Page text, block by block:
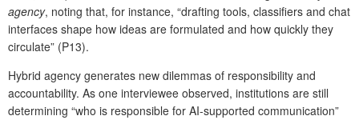
agency, noting that, for instance, “drafting tools, classifiers and chat
interfaces shape how ideas are formulated and how quickly they
circulate” (P13).
Hybrid agency generates new dilemmas of responsibility and
accountability. As one interviewee observed, institutions are still
determining “who is responsible for AI-supported communication”